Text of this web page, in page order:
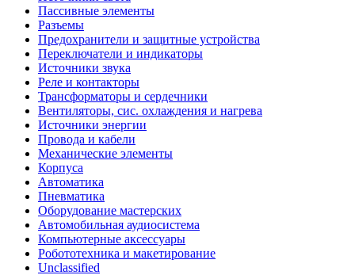
Пассивные элементы
Разъeмы
Предохранители и защитные устройства
Переключатели и индикаторы
Источники звука
Реле и контакторы
Трансформаторы и сердечники
Вентиляторы, сис. охлаждения и нагрева
Источники энергии
Провода и кабели
Механические элементы
Корпуса
Автоматика
Пневматика
Оборудование мастерских
Автомобильная аудиосистема
Компьютерные аксессуары
Робототехника и макетирование
Unclassified